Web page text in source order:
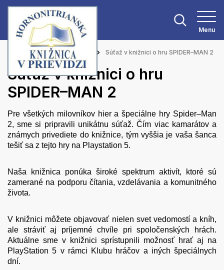
Menu
Hlavná stránka Aktuality Súťaž v knižnici o hru SPIDER–MAN 2
Súťaž v knižnici o hru
SPIDER–MAN 2
Pre všetkých milovníkov hier a špeciálne hry Spider–Man
2, sme si pripravili unikátnu súťaž. Čím viac kamarátov a
známych privediete do knižnice, tým vyššia je vaša šanca
tešiť sa z tejto hry na Playstation 5.
Naša knižnica ponúka široké spektrum aktivít, ktoré sú
zamerané na podporu čítania, vzdelávania a komunitného
života.
V knižnici môžete objavovať nielen svet vedomostí a kníh,
ale stráviť aj príjemné chvíle pri spoločenských hrách.
Aktuálne sme v knižnici sprístupnili možnosť hrať aj na
PlayStation 5 v rámci Klubu hráčov a iných špeciálnych
dní.